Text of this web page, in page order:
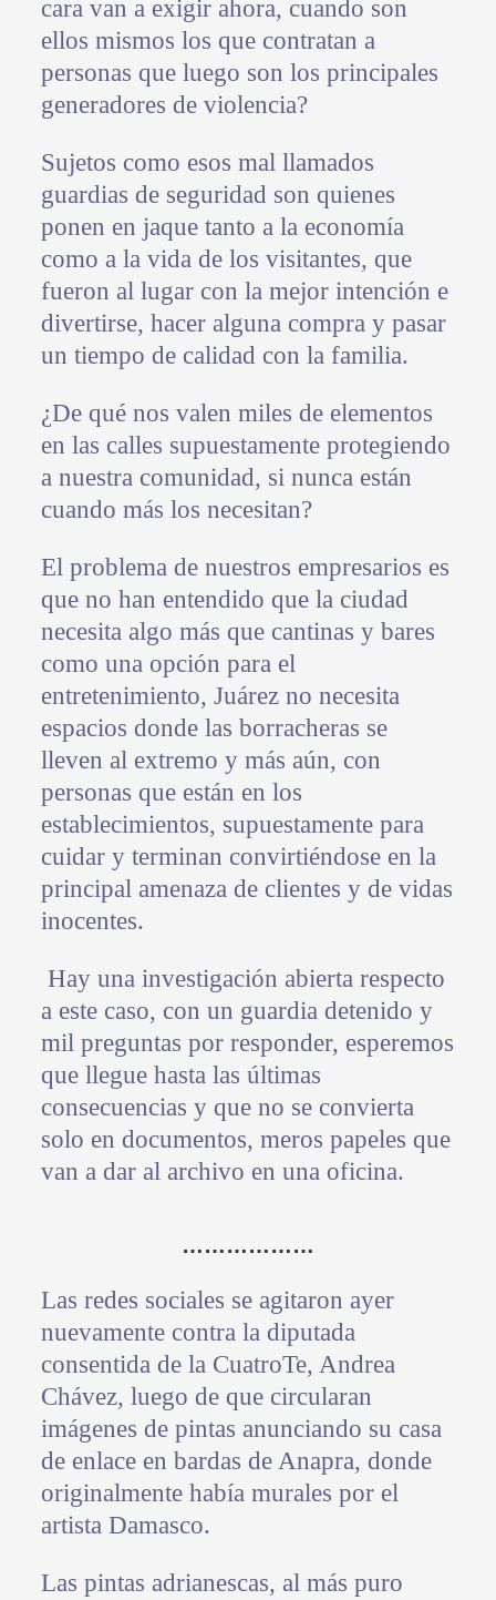
cara van a exigir ahora, cuando son
ellos mismos los que contratan a
personas que luego son los principales
generadores de violencia?
Sujetos como esos mal llamados
guardias de seguridad son quienes
ponen en jaque tanto a la economía
como a la vida de los visitantes, que
fueron al lugar con la mejor intención e
divertirse, hacer alguna compra y pasar
un tiempo de calidad con la familia.
¿De qué nos valen miles de elementos
en las calles supuestamente protegiendo
a nuestra comunidad, si nunca están
cuando más los necesitan?
El problema de nuestros empresarios es
que no han entendido que la ciudad
necesita algo más que cantinas y bares
como una opción para el
entretenimiento, Juárez no necesita
espacios donde las borracheras se
lleven al extremo y más aún, con
personas que están en los
establecimientos, supuestamente para
cuidar y terminan convirtiéndose en la
principal amenaza de clientes y de vidas
inocentes.
Hay una investigación abierta respecto
a este caso, con un guardia detenido y
mil preguntas por responder, esperemos
que llegue hasta las últimas
consecuencias y que no se convierta
solo en documentos, meros papeles que
van a dar al archivo en una oficina.
………………
Las redes sociales se agitaron ayer
nuevamente contra la diputada
consentida de la CuatroTe, Andrea
Chávez, luego de que circularan
imágenes de pintas anunciando su casa
de enlace en bardas de Anapra, donde
originalmente había murales por el
artista Damasco.
Las pintas adrianescas, al más puro